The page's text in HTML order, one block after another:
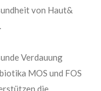
von Haut&
Verdauung
MOS und FOS
die